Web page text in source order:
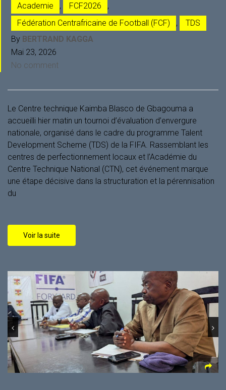
Academie , FCF2026
,
Fédération Centrafricaine de Football (FCF)
,
TDS
By BERTRAND KAGGA
Mai 23, 2026
No comment
Le Centre technique Kaimba Blasco de Gbagouma a
accueilli hier matin un tournoi d’évaluation d’envergure
nationale, organisé dans le cadre du programme Talent
Development Scheme (TDS) de la FIFA. Rassemblant les
centres de perfectionnement locaux et l’Académie du
Centre Technique National (CTN), cet événement marque
une étape décisive dans la structuration et la pérennisation
du
Voir la suite